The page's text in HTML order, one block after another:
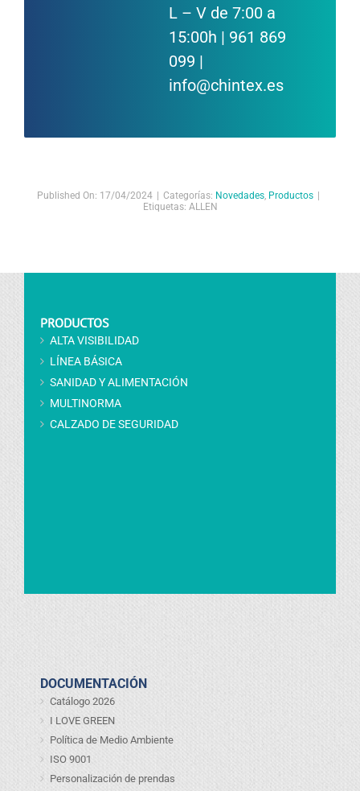
L – V de 7:00 a
15:00h | 961 869
099 |
info@chintex.es
Published On: 17/04/2024 Categorías: Novedades, Productos
Etiquetas: ALLEN
PRODUCTOS
ALTA VISIBILIDAD
LÍNEA BÁSICA
SANIDAD Y ALIMENTACIÓN
MULTINORMA
CALZADO DE SEGURIDAD
DOCUMENTACIÓN
Catálogo 2026
I LOVE GREEN
Política de Medio Ambiente
ISO 9001
Personalización de prendas